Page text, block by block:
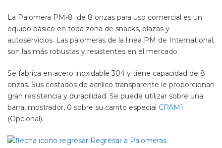
La Palomera PM-8 de 8 onzas para uso comercial es un
equipo básico en toda zona de snacks, plazas y
autoservicios. Las palomeras de la linea PM de International,
son las más robustas y resistentes en el mercado.
Se fabrica en acero inoxidable 304 y tiene capacidad de 8
onzas. Sus costados de acrílico transparente le proporcionan
gran resistencia y durabilidad. Se puede utilizar sobre una
barra, mostrador, 0 sobre su carrito especial CPAM1
(Opcional).
Regresar a Palomeras